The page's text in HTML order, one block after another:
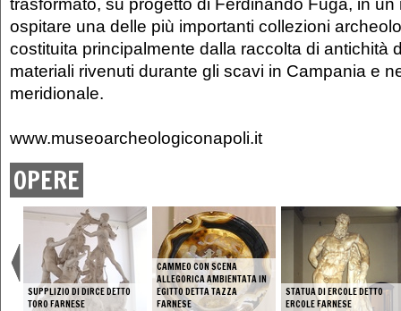
ospitare una delle più importanti collezioni
costituita principalmente dalla raccolta di antichità
materiali rivenuti durante gli scavi in Campania e
meridionale.
www.museoarcheologiconapoli.it
OPERE
SUPPLIZIO DI DIRCE DETTO
TORO FARNESE
CAMMEO CON SCENA
ALLEGORICA AMBIENTATA IN
EGITTO DETTA TAZZA
FARNESE
STATUA DI ERCOLE DETTO
ERCOLE FARNESE